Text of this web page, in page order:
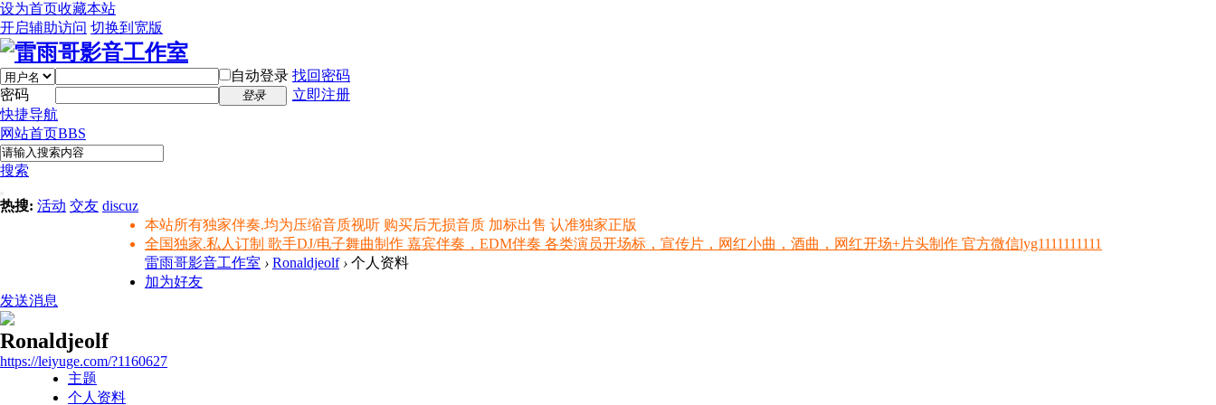
设为首页收藏本站
开启辅助访问 切换到宽版
自动登录 找回密码
密码
登录
立即注册
快捷导航
网站首页BBS
搜索
热搜: 活动 交友 discuz
本站所有独家伴奏.均为压缩音质视听 购买后无损音质 加标出售 认准独家正版
全国独家.私人订制 歌手DJ/电子舞曲制作 嘉宾伴奏，EDM伴奏 各类演员开场标，宣传片，网红小曲，酒曲，网红开场+片头制作 官方微信lyg1111111111
雷雨哥影音工作室 › Ronaldjeolf › 个人资料
加为好友
发送消息
Ronaldjeolf
https://leiyuge.com/?1160627
主题
个人资料